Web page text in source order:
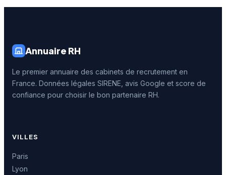
Annuaire RH
Le premier annuaire des cabinets de recrutement en
France. Données légales SIRENE, avis Google et score de
confiance pour choisir le bon partenaire RH.
VILLES
Paris
Lyon